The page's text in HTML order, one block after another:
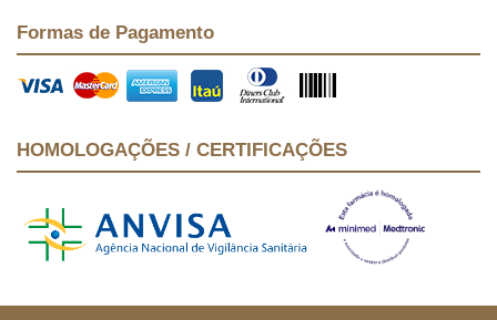
Formas de Pagamento
HOMOLOGAÇÕES / CERTIFICAÇÕES